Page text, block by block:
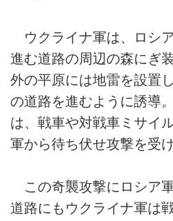
ウクライナ軍は、ロシ
進む道路の周辺の森にぎ
外の平原には地雷を設置
の道路を進むように誘導
は、戦車や対戦車ミサイ
軍から待ち伏せ攻撃を受け
この奇襲攻撃にロシア
道路にもウクライナ軍は